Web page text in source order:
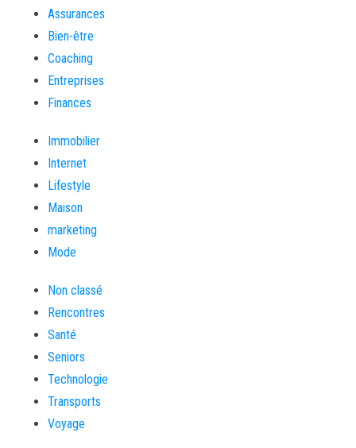
Assurances
Bien-être
Coaching
Entreprises
Finances
Immobilier
Internet
Lifestyle
Maison
marketing
Mode
Non classé
Rencontres
Santé
Seniors
Technologie
Transports
Voyage